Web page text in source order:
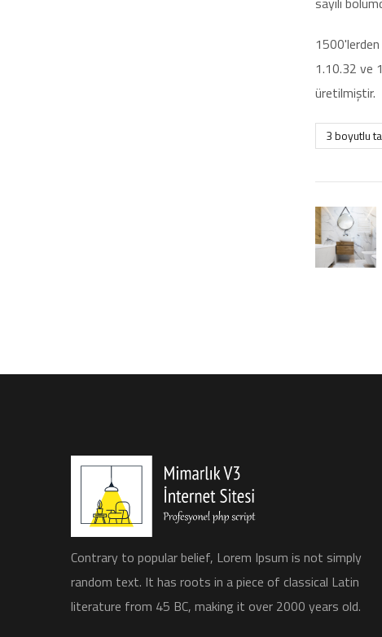
1.10.32 ve
üretilmiştir.
3 boyutlu
Contrary to popular belief, Lorem Ipsum is not simply
random text. It has roots in a piece of classical Latin
literature from 45 BC, making it over 2000 years old.